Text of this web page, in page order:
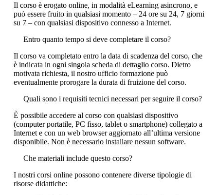
Il corso è erogato online, in modalità eLearning asincrono, e
può essere fruito in qualsiasi momento – 24 ore su 24, 7 giorni
su 7 – con qualsiasi dispositivo connesso a Internet.
Entro quanto tempo si deve completare il corso?
Il corso va completato entro la data di scadenza del corso, che
è indicata in ogni singola scheda di dettaglio corso. Dietro
motivata richiesta, il nostro ufficio formazione può
eventualmente prorogare la durata di fruizione del corso.
Quali sono i requisiti tecnici necessari per seguire il corso?
È possibile accedere al corso con qualsiasi dispositivo
(computer portatile, PC fisso, tablet o smartphone) collegato a
Internet e con un web browser aggiornato all’ultima versione
disponibile. Non è necessario installare nessun software.
Che materiali include questo corso?
I nostri corsi online possono contenere diverse tipologie di
risorse didattiche: